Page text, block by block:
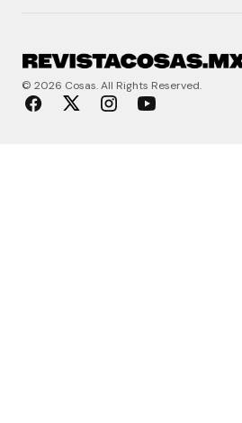
© 2026 Cosas. All Rights Reserved.